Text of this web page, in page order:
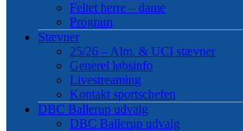
Feltet herre – dame
Program
Stævner
25/26 – Alm. & UCI stævner
Generel løbsinfo
Livestreaming
Kontakt sportschefen
DBC Ballerup udvalg
DBC Ballerup udvalg